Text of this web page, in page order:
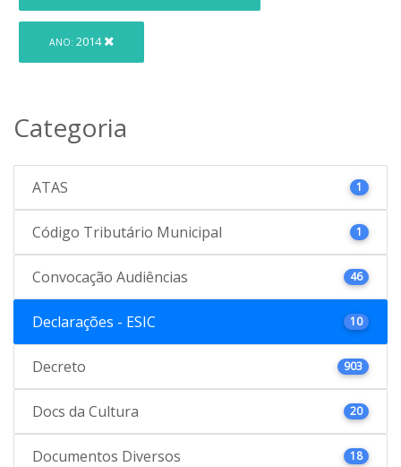
ANO: 2014
Categoria
ATAS 1
Código Tributário Municipal 1
Convocação Audiências 46
Declarações - ESIC 10
Decreto 903
Docs da Cultura 20
Documentos Diversos 18